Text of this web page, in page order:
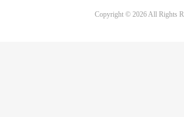
Copyright © 2026 All Rights